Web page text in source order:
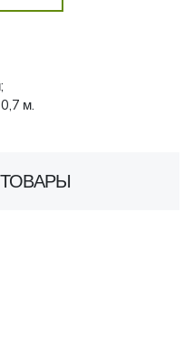
м.